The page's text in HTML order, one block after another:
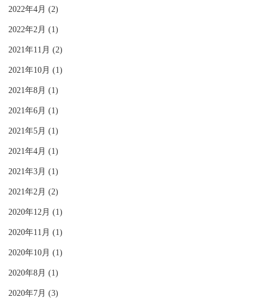
2022年4月 (2)
2022年2月 (1)
2021年11月 (2)
2021年10月 (1)
2021年8月 (1)
2021年6月 (1)
2021年5月 (1)
2021年4月 (1)
2021年3月 (1)
2021年2月 (2)
2020年12月 (1)
2020年11月 (1)
2020年10月 (1)
2020年8月 (1)
2020年7月 (3)